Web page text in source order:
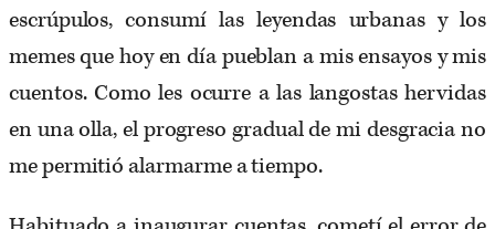
escrúpulos, consumí las leyendas urbanas y los
memes que hoy en día pueblan a mis ensayos y mis
cuentos. Como les ocurre a las langostas hervidas
en una olla, el progreso gradual de mi desgracia no
me permitió alarmarme a tiempo.